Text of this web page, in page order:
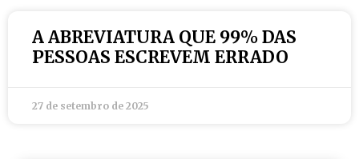
A ABREVIATURA QUE 99% DAS
PESSOAS ESCREVEM ERRADO
27 de setembro de 2025